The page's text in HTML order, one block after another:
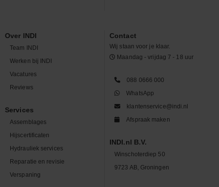
Over INDI
Team INDI
Werken bij INDI
Vacatures
Reviews
Services
Assemblages
Hijscertificaten
Hydrauliek services
Reparatie en revisie
Verspaning
Contact
Wij staan voor je klaar.
Maandag - vrijdag 7 - 18 uur
088 0666 000
WhatsApp
klantenservice@indi.nl
Afspraak maken
INDI.nl B.V.
Winschoterdiep 50
9723 AB, Groningen